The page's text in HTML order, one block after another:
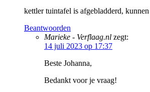
kettler tuintafel is afgebladderd,
Beantwoorden
Marieke - Verflaag.nl zegt:
14 juli 2023 op 17:37
Beste Johanna,
Bedankt voor je vraag!